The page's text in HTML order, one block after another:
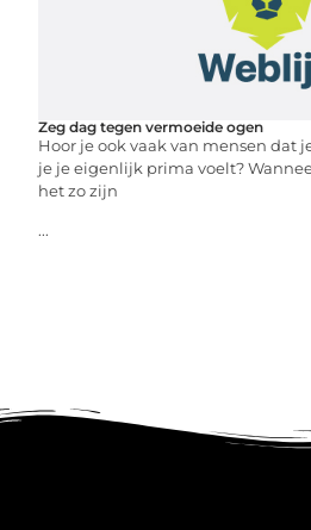
Zeg dag tegen vermoeide ogen
Hoor je ook vaak van mensen dat
je je eigenlijk prima voelt?
het zo zijn
...